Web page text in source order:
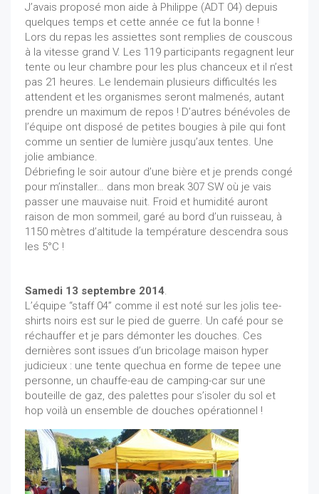
J’avais proposé mon aide à Philippe (ADT 04) depuis
quelques temps et cette année ce fut la bonne !
Lors du repas les assiettes sont remplies de couscous
à la vitesse grand V. Les 119 participants regagnent leur
tente ou leur chambre pour les plus chanceux et il n’est
pas 21 heures. Le lendemain plusieurs difficultés les
attendent et les organismes seront malmenés, autant
prendre un maximum de repos ! D’autres bénévoles de
l’équipe ont disposé de petites bougies à pile qui font
comme un sentier de lumière jusqu’aux tentes. Une
jolie ambiance.
Débriefing le soir autour d’une bière et je prends congé
pour m’installer… dans mon break 307 SW où je vais
passer une mauvaise nuit. Froid et humidité auront
raison de mon sommeil, garé au bord d’un ruisseau, à
1150 mètres d’altitude la température descendra sous
les 5°C !
Samedi 13 septembre 2014.
L’équipe “staff 04” comme il est noté sur les jolis tee-
shirts noirs est sur le pied de guerre. Un café pour se
réchauffer et je pars démonter les douches. Ces
dernières sont issues d’un bricolage maison hyper
judicieux : une tente quechua en forme de tepee une
personne, un chauffe-eau de camping-car sur une
bouteille de gaz, des palettes pour s’isoler du sol et
hop voilà un ensemble de douches opérationnel !